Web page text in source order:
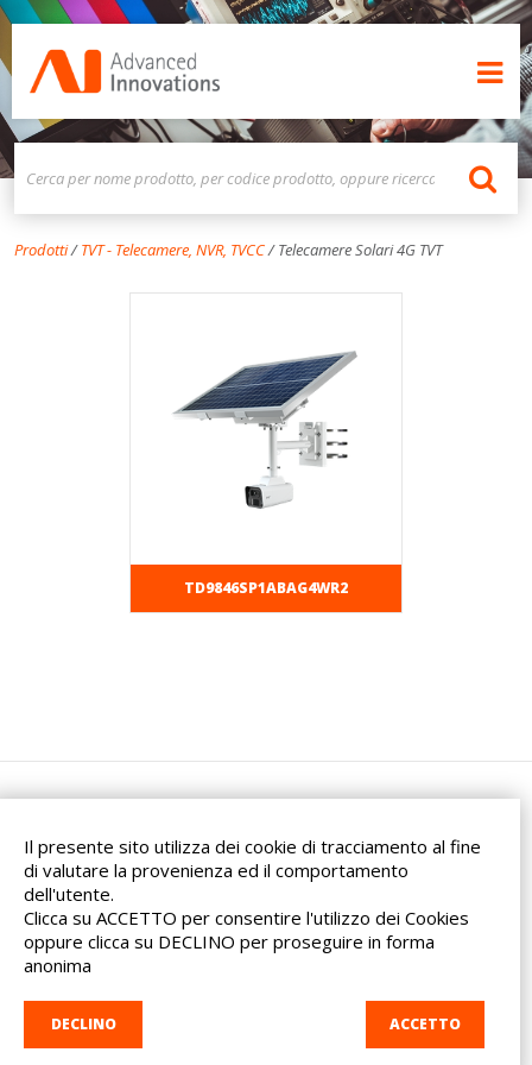
Il presente sito utilizza dei cookie di tracciamento al fine
di valutare la provenienza ed il comportamento
dell'utente.
Clicca su ACCETTO per consentire l'utilizzo dei Cookies
oppure clicca su DECLINO per proseguire in forma
anonima
DECLINO ACCETTO
PRODOTTI
Prodotti/TVT - Telecamere, NVR, TVCC/Telecamere Solari 4G TVT
TD9846SP1ABAG4WR2
Via dell'Artigianato, 32F
20865 Usmate Velate (MB)
Indicazioni Stradali